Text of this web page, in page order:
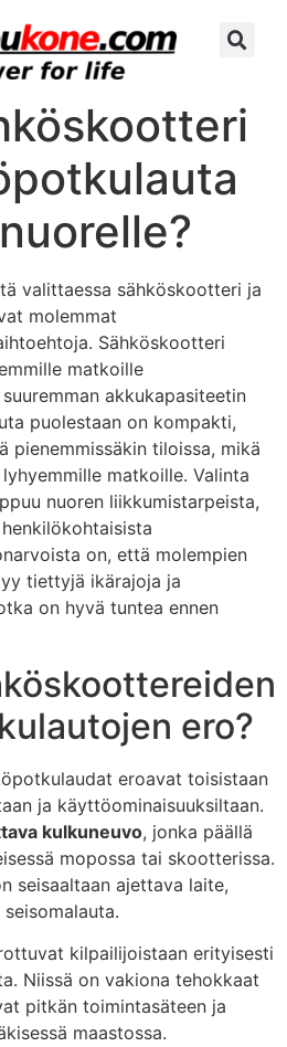
valittaessa sähköskootteri ja
molemmat
Sähköskootteri
matkoille
akkukapasiteetin
puolestaan on kompakti,
pienemmissäkin tiloissa, mikä
matkoille. Valinta
nuoren liikkumistarpeista,
on, että molempien
tiettyjä ikärajoja ja
on hyvä tuntea ennen
ero?
eroavat toisistaan
ja käyttöominaisuuksiltaan.
kulkuneuvo, jonka päällä
mopossa tai skootterissa.
seisaaltaan ajettava laite,
kilpailijoistaan erityisesti
Niissä on vakiona tehokkaat
pitkän toimintasäteen ja
maastossa.